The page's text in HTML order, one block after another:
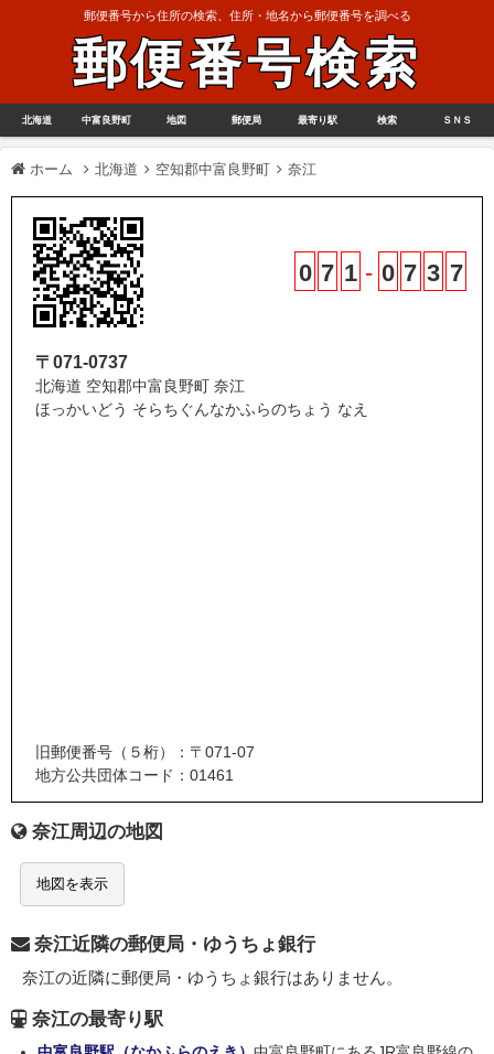
郵便番号から住所の検索、住所・地名から郵便番号を調べる
郵便番号検索
北海道 中富良野町 地図 郵便局 最寄り駅 検索 ＳＮＳ
ホーム 北海道 空知郡中富良野町 奈江
0 7 1 - 0 7 3 7
〒071-0737
北海道 空知郡中富良野町 奈江
ほっかいどう そらちぐんなかふらのちょう なえ
旧郵便番号（５桁）：〒071-07
地方公共団体コード：01461
奈江周辺の地図
地図を表示
奈江近隣の郵便局・ゆうちょ銀行
奈江の近隣に郵便局・ゆうちょ銀行はありません。
奈江の最寄り駅